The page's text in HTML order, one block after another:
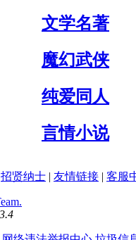
文学名著
魔幻武侠
纯爱同人
言情小说
招贤纳士 | 友情链接 | 客服